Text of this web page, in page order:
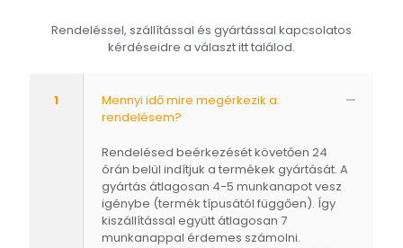
Rendeléssel, szállítással és gyártással kapcsolatos
kérdéseidre a választ itt találod.
1
Mennyi idő mire megérkezik a
rendelésem?
Rendelésed beérkezését követően 24
órán belül indítjuk a termékek gyártását. A
gyártás átlagosan 4-5 munkanapot vesz
igénybe (termék típusától függően). Így
kiszállítással együtt átlagosan 7
munkanappal érdemes számolni.